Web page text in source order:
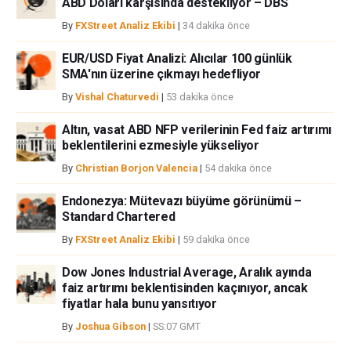
ortaklar yada katkıda bulunanlar tarafından genel piyasa yorumu olarak
bilgilerin kullanımı nedeniyle doğrudan yada dolaylı olarak ortaya
çıkabilecek herhangi bir kar kaybı herhangi bir sınırlama olmaksızın
herhangi bir kayıp ya da hasar için sorumluluk kabul etmemektedir.
By FXStreet Analiz Ekibi | 34 dakika önce
EUR/USD Fiyat Analizi: Alıcılar 100 günlük
SMA'nın üzerine çıkmayı hedefliyor
By Vishal Chaturvedi | 53 dakika önce
Altın, vasat ABD NFP verilerinin Fed faiz artırımı
beklentilerini ezmesiyle yükseliyor
By Christian Borjon Valencia | 54 dakika önce
Endonezya: Mütevazı büyüme görünümü –
Standard Chartered
By FXStreet Analiz Ekibi | 59 dakika önce
Dow Jones Industrial Average, Aralık ayında
faiz artırımı beklentisinden kaçınıyor, ancak
fiyatlar hala bunu yansıtıyor
By Joshua Gibson | SS:07 GMT